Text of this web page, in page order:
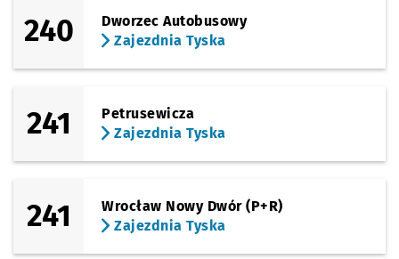
240
Dworzec Autobusowy
Zajezdnia Tyska
241
Petrusewicza
Zajezdnia Tyska
241
Wrocław Nowy Dwór (P+R)
Zajezdnia Tyska